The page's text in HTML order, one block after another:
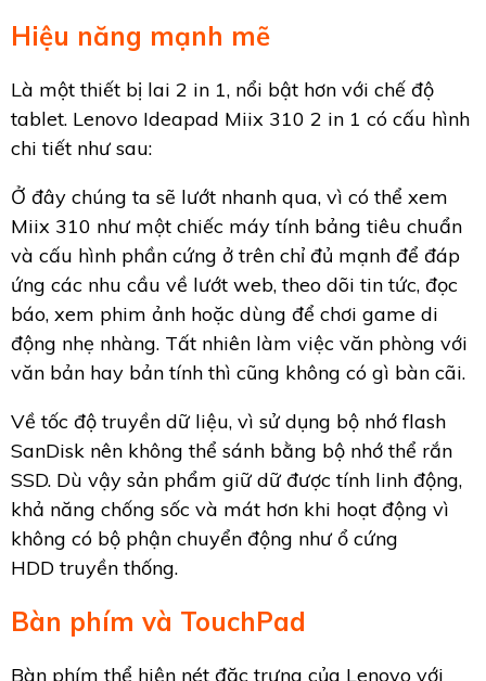
Hiệu năng mạnh mẽ
Là một thiết bị lai 2 in 1, nổi bật hơn với chế độ
tablet. Lenovo Ideapad Miix 310 2 in 1 có cấu hình
chi tiết như sau:
Ở đây chúng ta sẽ lướt nhanh qua, vì có thể xem
Miix 310 như một chiếc máy tính bảng tiêu chuẩn
và cấu hình phần cứng ở trên chỉ đủ mạnh để đáp
ứng các nhu cầu về lướt web, theo dõi tin tức, đọc
báo, xem phim ảnh hoặc dùng để chơi game di
động nhẹ nhàng. Tất nhiên làm việc văn phòng với
văn bản hay bản tính thì cũng không có gì bàn cãi.
Về tốc độ truyền dữ liệu, vì sử dụng bộ nhớ flash
SanDisk nên không thể sánh bằng bộ nhớ thể rắn
SSD. Dù vậy sản phẩm giữ dữ được tính linh động,
khả năng chống sốc và mát hơn khi hoạt động vì
không có bộ phận chuyển động như ổ cứng
HDD truyền thống.
Bàn phím và TouchPad
Bàn phím thể hiện nét đặc trưng của Lenovo với